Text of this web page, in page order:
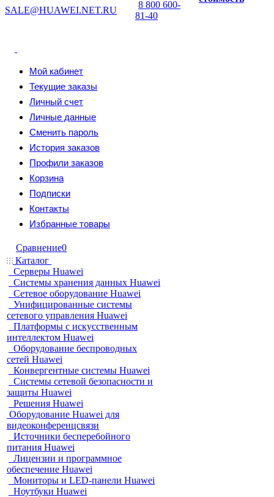
SALE@HUAWEI.NET.RU
8 800 600-
81-40
Мой кабинет
Текущие заказы
Личный счет
Личные данные
Сменить пароль
История заказов
Профили заказов
Корзина
Подписки
Контакты
Избранные товары
Сравнение0
Каталог
Серверы Huawei
Системы хранения данных Huawei
Сетевое оборудование Huawei
Унифицированные системы
сетевого управления Huawei
Платформы с искусственным
интеллектом Huawei
Оборудование беспроводных
сетей Huawei
Конвергентные системы Huawei
Системы сетевой безопасности и
защиты Huawei
Решения Huawei
Оборудование Huawei для
видеоконференцсвязи
Источники бесперебойного
питания Huawei
Лицензии и программное
обеспечение Huawei
Мониторы и LED-панели Huawei
Ноутбуки Huawei